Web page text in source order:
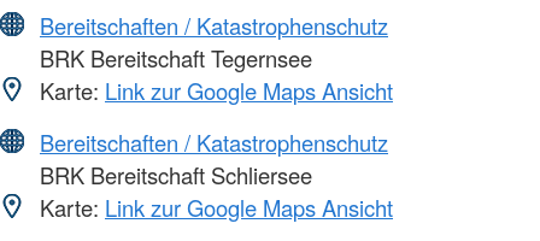
Bereitschaften / Katastrophenschutz
BRK Bereitschaft Tegernsee
Karte: Link zur Google Maps Ansicht
Bereitschaften / Katastrophenschutz
BRK Bereitschaft Schliersee
Karte: Link zur Google Maps Ansicht